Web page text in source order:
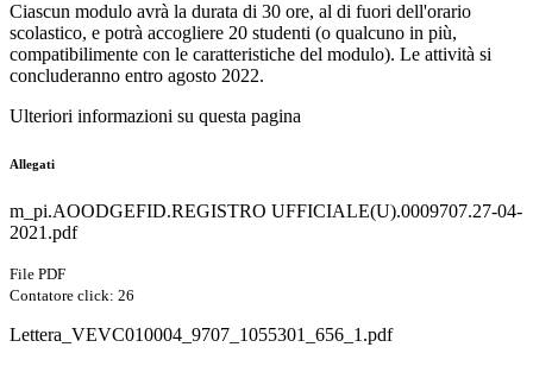
Ciascun modulo avrà la durata di 30 ore, al di fuori dell'orario
scolastico, e potrà accogliere 20 studenti (o qualcuno in più,
compatibilimente con le caratteristiche del modulo). Le attività si
concluderanno entro agosto 2022.
Ulteriori informazioni su questa pagina
Allegati
m_pi.AOODGEFID.REGISTRO UFFICIALE(U).0009707.27-04-
2021.pdf
File PDF
Contatore click: 26
Lettera_VEVC010004_9707_1055301_656_1.pdf